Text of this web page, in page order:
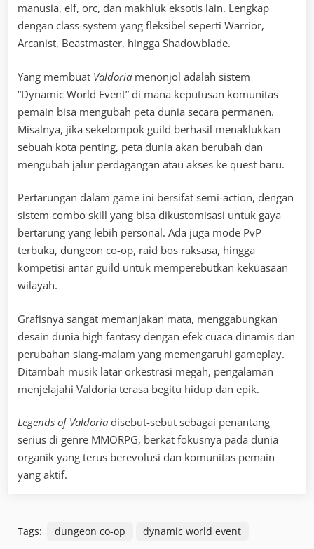
manusia, elf, orc, dan makhluk eksotis lain. Lengkap
dengan class-system yang fleksibel seperti Warrior,
Arcanist, Beastmaster, hingga Shadowblade.
Yang membuat Valdoria menonjol adalah sistem
“Dynamic World Event” di mana keputusan komunitas
pemain bisa mengubah peta dunia secara permanen.
Misalnya, jika sekelompok guild berhasil menaklukkan
sebuah kota penting, peta dunia akan berubah dan
mengubah jalur perdagangan atau akses ke quest baru.
Pertarungan dalam game ini bersifat semi-action, dengan
sistem combo skill yang bisa dikustomisasi untuk gaya
bertarung yang lebih personal. Ada juga mode PvP
terbuka, dungeon co-op, raid bos raksasa, hingga
kompetisi antar guild untuk memperebutkan kekuasaan
wilayah.
Grafisnya sangat memanjakan mata, menggabungkan
desain dunia high fantasy dengan efek cuaca dinamis dan
perubahan siang-malam yang memengaruhi gameplay.
Ditambah musik latar orkestrasi megah, pengalaman
menjelajahi Valdoria terasa begitu hidup dan epik.
Legends of Valdoria disebut-sebut sebagai penantang
serius di genre MMORPG, berkat fokusnya pada dunia
organik yang terus berevolusi dan komunitas pemain
yang aktif.
Tags: dungeon co-op dynamic world event